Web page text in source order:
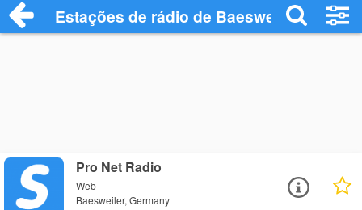
Estações de rádio de Baesweiler - Ouça
Pro Net Radio
Web
Baesweiler, Germany